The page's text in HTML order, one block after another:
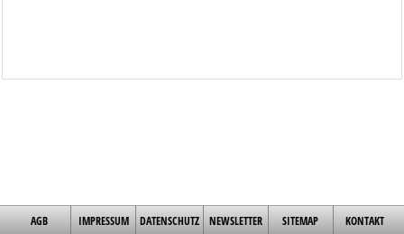
AGB IMPRESSUM DATENSCHUTZ NEWSLETTER SITEMAP KONTAKT